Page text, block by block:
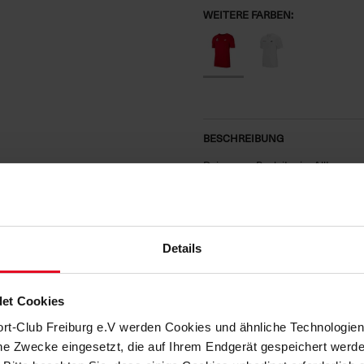
Details
Cookies
Club Freiburg e.V werden Cookies und ähnliche
Zwecke eingesetzt, die auf Ihrem Endgerät gespeichert
WEITERE FARBEN:
BESCHREIBUNG
Dein neuer Begleiter im Alltag.
zeigt allen, welcher dein
erweiterst du deine Fan-
klassischen NIKE-Swoosh und
KUNDENBEWERTUNGEN (24)